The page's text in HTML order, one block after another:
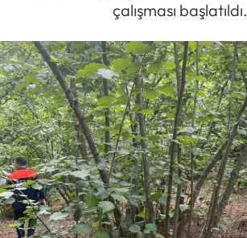
çalışması başlatıldı.
Politik Kulis
Dünya
Magazin
Mektup Galeri
Röportaj
Son Dakika Haberleri
Haber Arşivi